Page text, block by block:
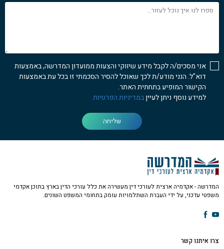
ספרו
לנו
אני מסכים/ה לקבל מידע שיווקי והצעות ממועדון המדרשה, באמצעות
דוא"ל. הנני מודע/ת לכך שאוכל להסיר הסכמתי זו בכל עת באמצעות
הקישור המופיע בתחתית האתר.
למידע נוסף ניתן לעייןבמדיניות הפרטיות
שליחה
המדרשה - אקדמיה ארצית לעורכי דין מעשירה את כלל עורכי הדין בארץ בתוכן אקדמי
משפטי עדכני, על ידי העברת השתלמויות עומק בתחומי המשפט השונים.
צרו איתנו קשר